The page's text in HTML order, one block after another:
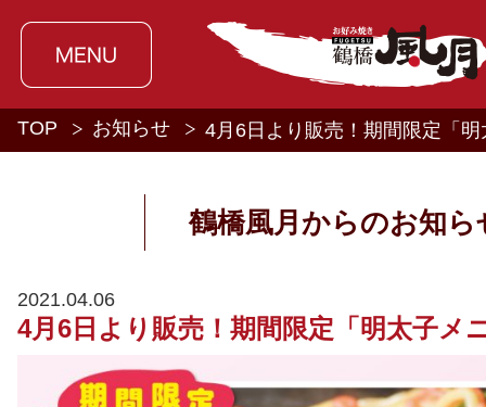
TOP お知らせ 4月6日より販売！期間限定「
鶴橋風月からのお知ら
2021.04.06
4月6日より販売！期間限定「明太子メ